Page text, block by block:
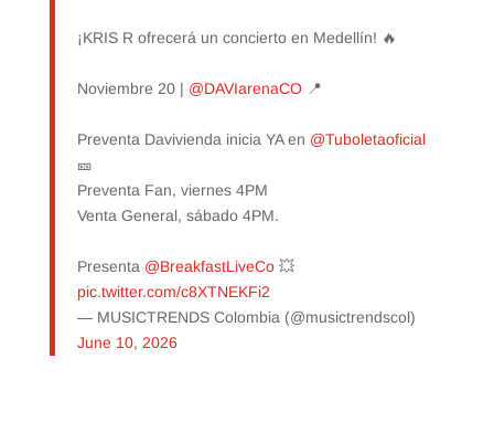
¡KRIS R ofrecerá un concierto en Medellín! 🔥
Noviembre 20 | @DAVIarenaCO📍
Preventa Davivienda inicia YA en @Tuboletaoficial
🎫
Preventa Fan, viernes 4PM
Venta General, sábado 4PM.
Presenta @BreakfastLiveCo💥
pic.twitter.com/c8XTNEKFi2
— MUSICTRENDS Colombia (@musictrendscol)
June 10, 2026